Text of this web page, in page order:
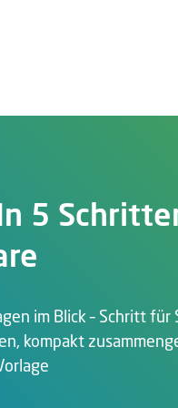
5
im Blick – Schritt für
kompakt